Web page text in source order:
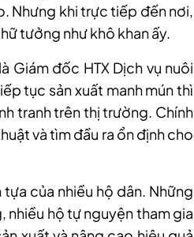
Nhưng khi trực tiếp đến nơi,
tưởng như khô khan ấy.
Giám đốc HTX Dịch vụ nuôi
tục sản xuất manh mún thì
tranh trên thị trường. Chính
và tìm đầu ra ổn định cho
của nhiều hộ dân. Những
nhiều hộ tự nguyện tham gia